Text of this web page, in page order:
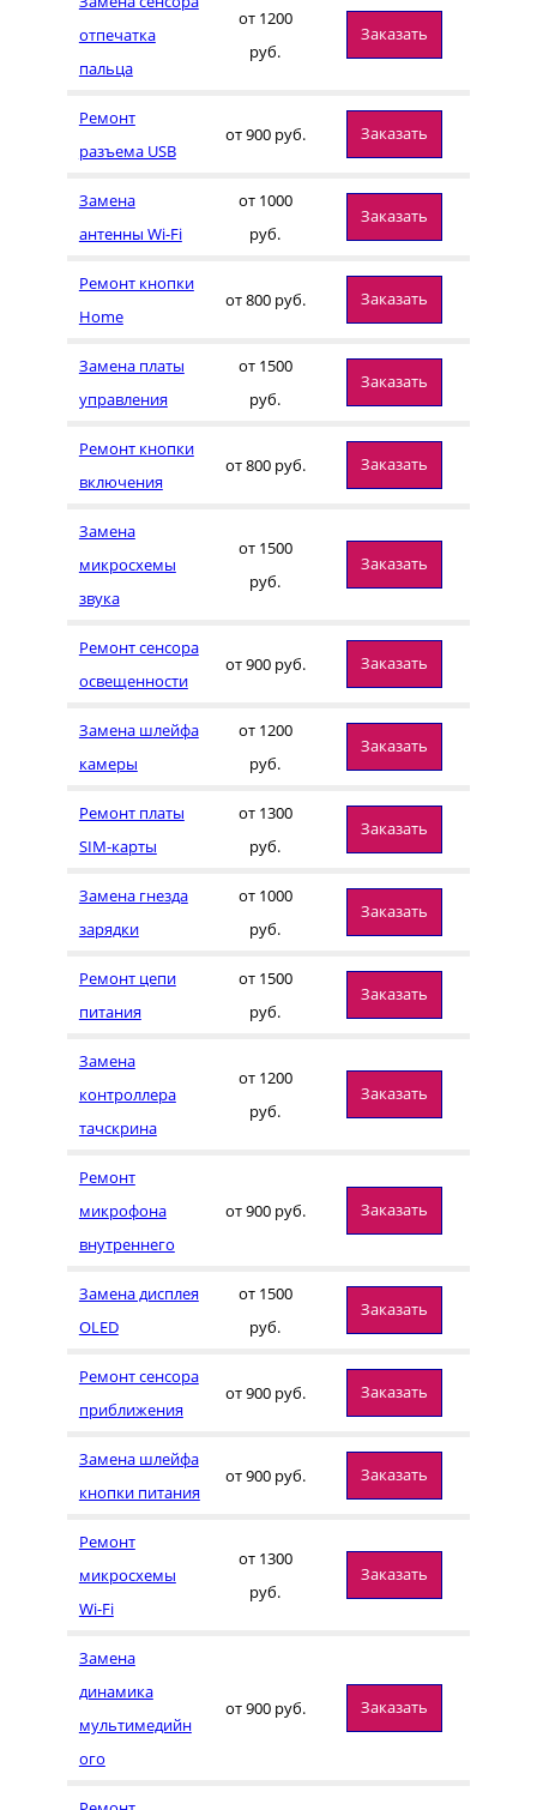
отпечатка
пальца
от 1200
руб.
Заказать
Ремонт
разъема USB
от 900 руб. Заказать
Замена
антенны Wi-Fi
от 1000
руб.
Заказать
Ремонт кнопки
Home
от 800 руб. Заказать
Замена платы
управления
от 1500
руб.
Заказать
Ремонт кнопки
включения
от 800 руб. Заказать
Замена
микросхемы
звука
от 1500
руб.
Заказать
Ремонт сенсора
освещенности
от 900 руб. Заказать
Замена шлейфа
камеры
от 1200
руб.
Заказать
Ремонт платы
SIM-карты
от 1300
руб.
Заказать
Замена гнезда
зарядки
от 1000
руб.
Заказать
Ремонт цепи
питания
от 1500
руб.
Заказать
Замена
контроллера
тачскрина
от 1200
руб.
Заказать
Ремонт
микрофона
внутреннего
от 900 руб. Заказать
Замена дисплея
OLED
от 1500
руб.
Заказать
Ремонт сенсора
приближения
от 900 руб. Заказать
Замена шлейфа
кнопки питания
от 900 руб. Заказать
Ремонт
микросхемы
Wi-Fi
от 1300
руб.
Заказать
Замена
динамика
мультимедийн
ого
от 900 руб. Заказать